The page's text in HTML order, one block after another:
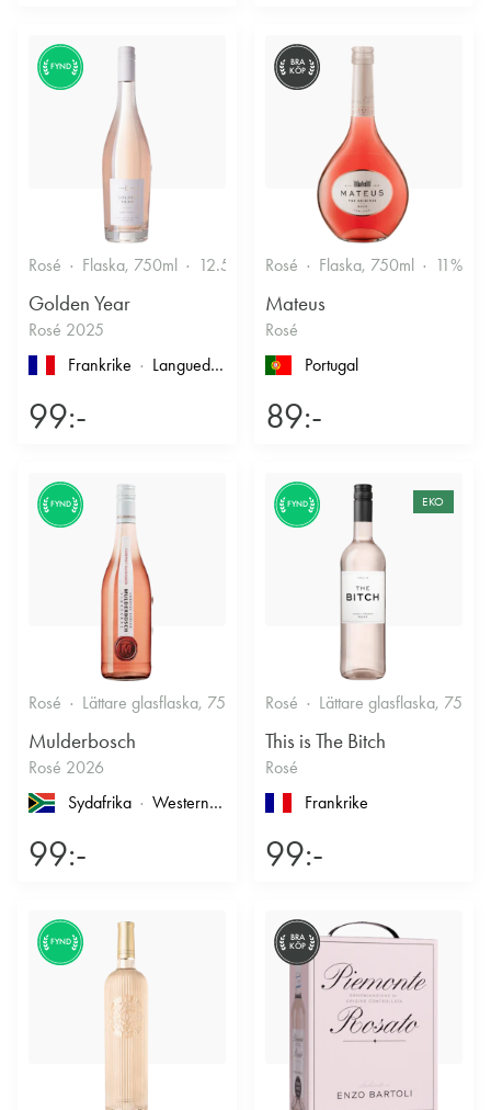
FYND
Rosé Flaska, 750ml 12.5% Friskt & Bärigt
Golden Year
Rosé 2025
Frankrike
Languedoc-Roussillon , Pays d'Oc
99:-
BRA
KÖP
Rosé Flaska, 750ml 11%
Mateus
Rosé
Portugal
89:-
FYND
Rosé Lättare glasflaska, 750ml 12.5% Fruktigt & Smakrikt
Mulderbosch
Rosé 2026
Sydafrika
Western Cape , Coastal Region
99:-
FYND EKO
Rosé Lättare glasflaska, 750ml
This is The Bitch
Rosé
Frankrike
99:-
FYND
BRA
KÖP